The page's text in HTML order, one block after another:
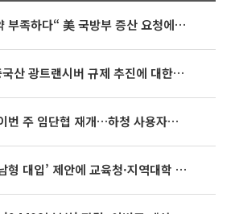
[특징주] “탄약 부족하다“ 美 국방부 증산 요청에⋯국내 방산주 급등세
[특징주] 美 중국산 광트랜시버 규제 추진에 대한광통신 등 광통신株 강세
현대차·기아, 이번 주 임단협 재개…하청 사용자성 재심도 ‘변수’
입’ 제안에 교육청·지역대학 서·논술형 입시 연계 '착수'